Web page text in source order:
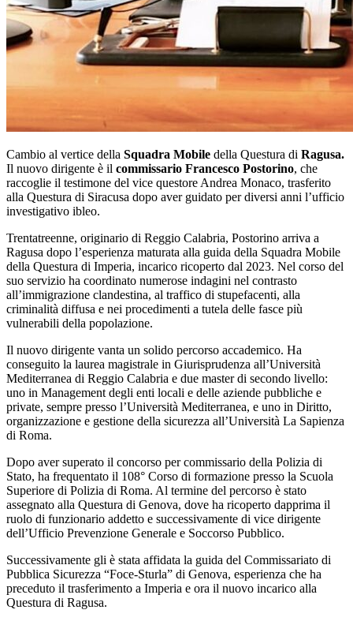
Cambio al vertice della Squadra Mobile della Questura di Ragusa.
Il nuovo dirigente è il commissario Francesco Postorino, che
raccoglie il testimone del vice questore Andrea Monaco, trasferito
alla Questura di Siracusa dopo aver guidato per diversi anni l’ufficio
investigativo ibleo.
Trentatreenne, originario di Reggio Calabria, Postorino arriva a
Ragusa dopo l’esperienza maturata alla guida della Squadra Mobile
della Questura di Imperia, incarico ricoperto dal 2023. Nel corso del
suo servizio ha coordinato numerose indagini nel contrasto
all’immigrazione clandestina, al traffico di stupefacenti, alla
criminalità diffusa e nei procedimenti a tutela delle fasce più
vulnerabili della popolazione.
Il nuovo dirigente vanta un solido percorso accademico. Ha
conseguito la laurea magistrale in Giurisprudenza all’Università
Mediterranea di Reggio Calabria e due master di secondo livello:
uno in Management degli enti locali e delle aziende pubbliche e
private, sempre presso l’Università Mediterranea, e uno in Diritto,
organizzazione e gestione della sicurezza all’Università La Sapienza
di Roma.
Dopo aver superato il concorso per commissario della Polizia di
Stato, ha frequentato il 108° Corso di formazione presso la Scuola
Superiore di Polizia di Roma. Al termine del percorso è stato
assegnato alla Questura di Genova, dove ha ricoperto dapprima il
ruolo di funzionario addetto e successivamente di vice dirigente
dell’Ufficio Prevenzione Generale e Soccorso Pubblico.
Successivamente gli è stata affidata la guida del Commissariato di
Pubblica Sicurezza “Foce-Sturla” di Genova, esperienza che ha
preceduto il trasferimento a Imperia e ora il nuovo incarico alla
Questura di Ragusa.